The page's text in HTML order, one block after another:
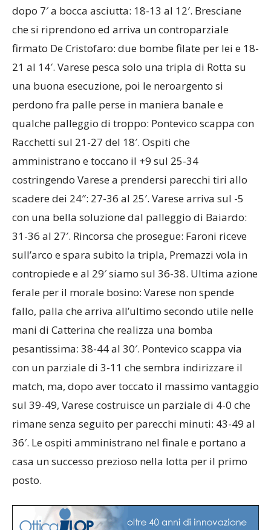
dopo 7′ a bocca asciutta: 18-13 al 12′. Bresciane
che si riprendono ed arriva un controparziale
firmato De Cristofaro: due bombe filate per lei e 18-
21 al 14′. Varese pesca solo una tripla di Rotta su
una buona esecuzione, poi le neroargento si
perdono fra palle perse in maniera banale e
qualche palleggio di troppo: Pontevico scappa con
Racchetti sul 21-27 del 18′. Ospiti che
amministrano e toccano il +9 sul 25-34
costringendo Varese a prendersi parecchi tiri allo
scadere dei 24″: 27-36 al 25′. Varese arriva sul -5
con una bella soluzione dal palleggio di Baiardo:
31-36 al 27′. Rincorsa che prosegue: Faroni riceve
sull’arco e spara subito la tripla, Premazzi vola in
contropiede e al 29′ siamo sul 36-38. Ultima azione
ferale per il morale bosino: Varese non spende
fallo, palla che arriva all’ultimo secondo utile nelle
mani di Catterina che realizza una bomba
pesantissima: 38-44 al 30′. Pontevico scappa via
con un parziale di 3-11 che sembra indirizzare il
match, ma, dopo aver toccato il massimo vantaggio
sul 39-49, Varese costruisce un parziale di 4-0 che
rimane senza seguito per parecchi minuti: 43-49 al
36′. Le ospiti amministrano nel finale e portano a
casa un successo prezioso nella lotta per il primo
posto.